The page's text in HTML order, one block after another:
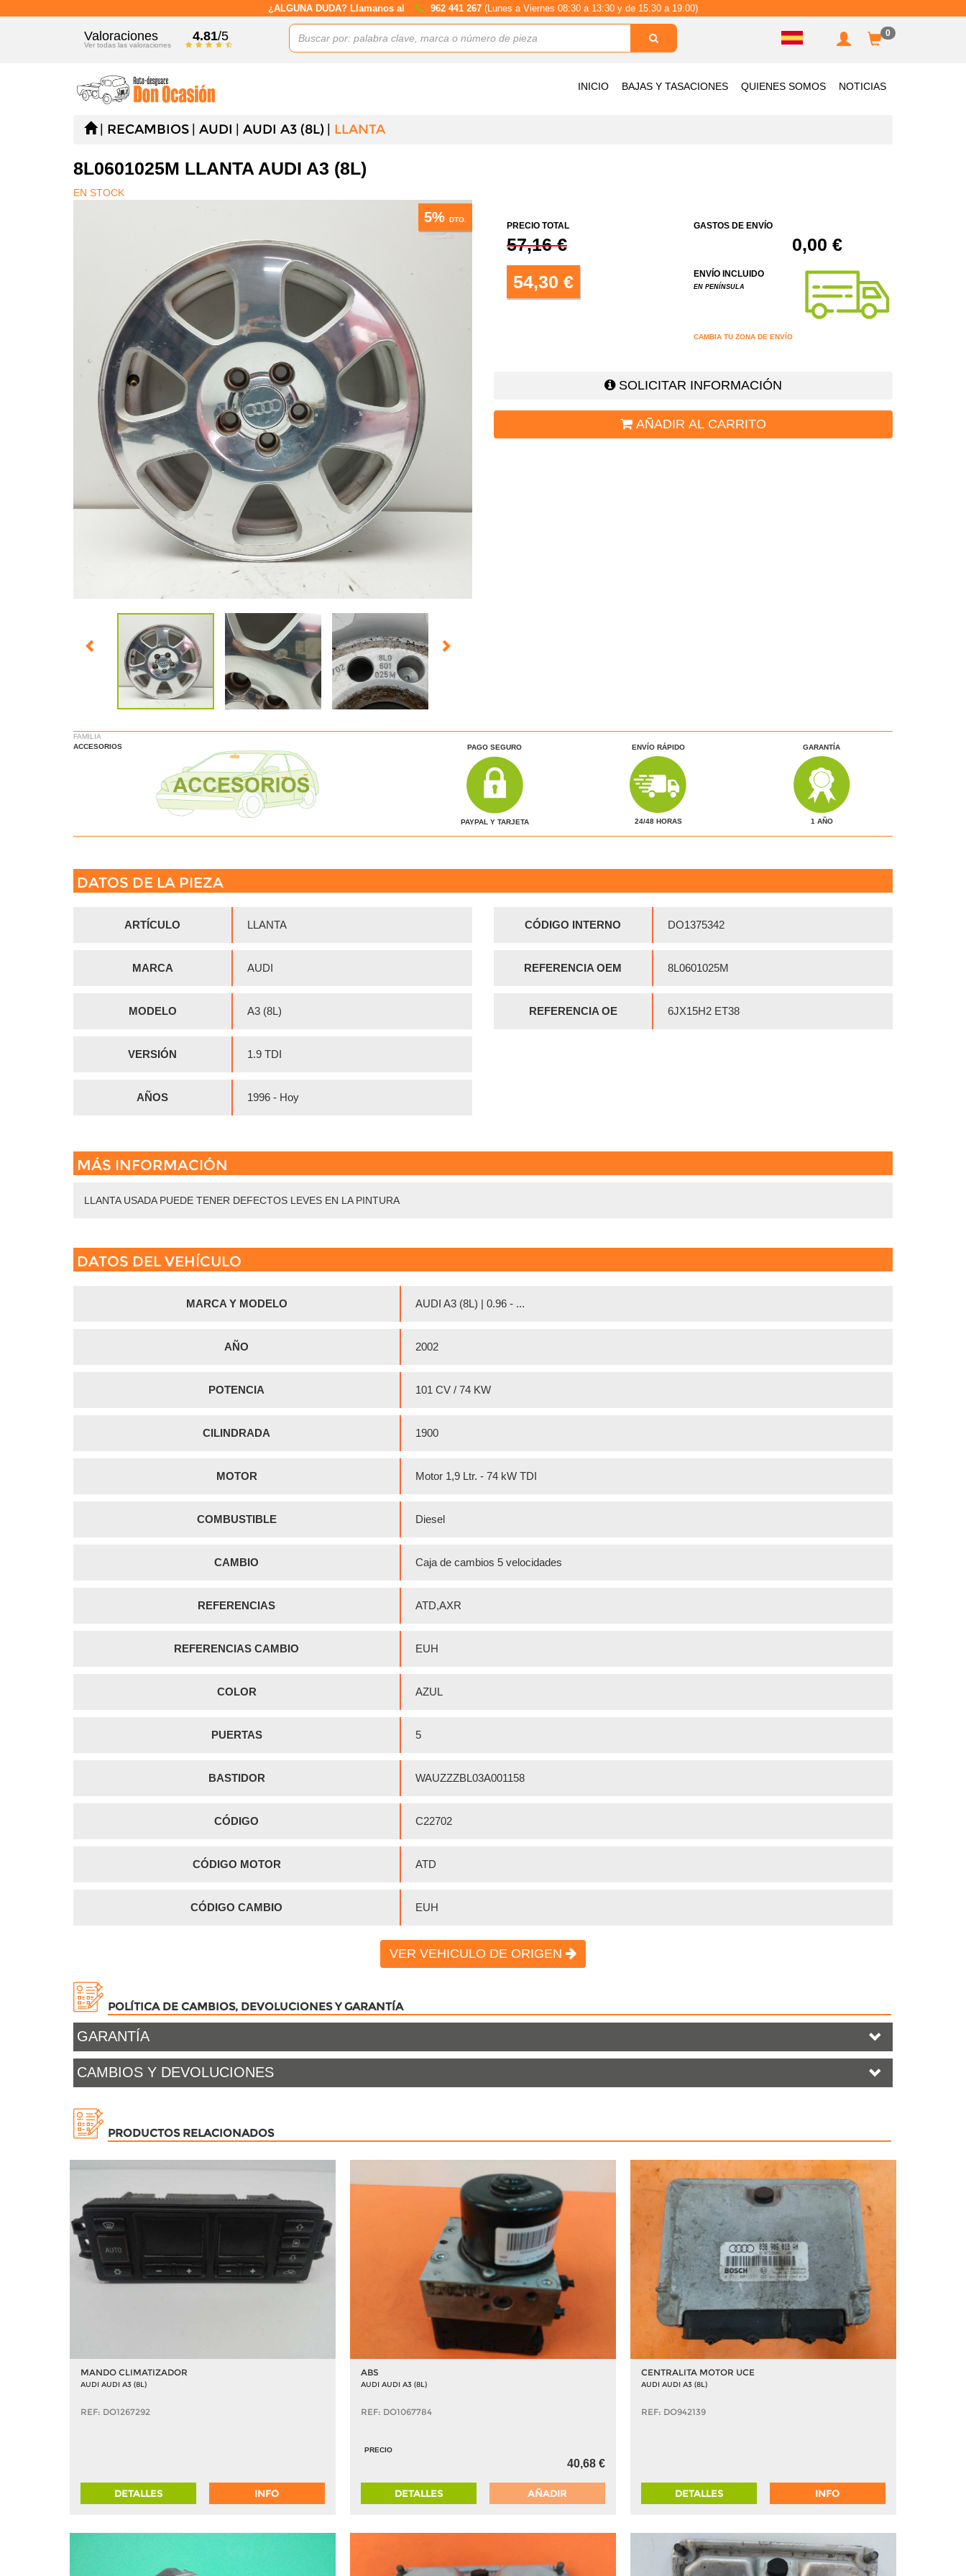
¿ALGUNA DUDA? Llamanos al 962 441 267 (Lunes a Viernes 08:30 a 13:30 y de 15:30 a 19:00)
Valoraciones
Ver todas las valoraciones
4.81/5 0
INICIO BAJAS Y TASACIONES QUIENES SOMOS NOTICIAS
RECAMBIOS AUDI AUDI A3 (8L) LLANTA
8L0601025M LLANTA AUDI A3 (8L)
EN STOCK
5% DTO.
PRECIO TOTAL
57,16 €
54,30 €
GASTOS DE ENVÍO
0,00 €
ENVÍO INCLUIDO
EN PENÍNSULA
CAMBIA TU ZONA DE ENVÍO
SOLICITAR INFORMACIÓN
AÑADIR AL CARRITO
FAMILIA
ACCESORIOS
PAGO SEGURO
PAYPAL Y TARJETA
ENVÍO RÁPIDO
24/48 HORAS
GARANTÍA
1 AÑO
DATOS DE LA PIEZA
ARTÍCULO LLANTA
MARCA AUDI
MODELO A3 (8L)
VERSIÓN 1.9 TDI
AÑOS 1996 - Hoy
CÓDIGO INTERNO DO1375342
REFERENCIA OEM 8L0601025M
REFERENCIA OE 6JX15H2 ET38
MÁS INFORMACIÓN
LLANTA USADA PUEDE TENER DEFECTOS LEVES EN LA PINTURA
DATOS DEL VEHÍCULO
MARCA Y MODELO AUDI A3 (8L) | 0.96 - ...
AÑO 2002
POTENCIA 101 CV / 74 KW
CILINDRADA 1900
MOTOR Motor 1,9 Ltr. - 74 kW TDI
COMBUSTIBLE Diesel
CAMBIO Caja de cambios 5 velocidades
REFERENCIAS ATD,AXR
REFERENCIAS CAMBIO EUH
COLOR AZUL
PUERTAS 5
BASTIDOR WAUZZZBL03A001158
CÓDIGO C22702
CÓDIGO MOTOR ATD
CÓDIGO CAMBIO EUH
VER VEHICULO DE ORIGEN
POLÍTICA DE CAMBIOS, DEVOLUCIONES Y GARANTÍA
GARANTÍA
CAMBIOS Y DEVOLUCIONES
PRODUCTOS RELACIONADOS
MANDO CLIMATIZADOR
AUDI AUDI A3 (8L)
REF: DO1267292
DETALLES INFO
ABS
AUDI AUDI A3 (8L)
REF: DO1067784
PRECIO
40,68 €
DETALLES AÑADIR
CENTRALITA MOTOR UCE
AUDI AUDI A3 (8L)
REF: DO942139
DETALLES INFO